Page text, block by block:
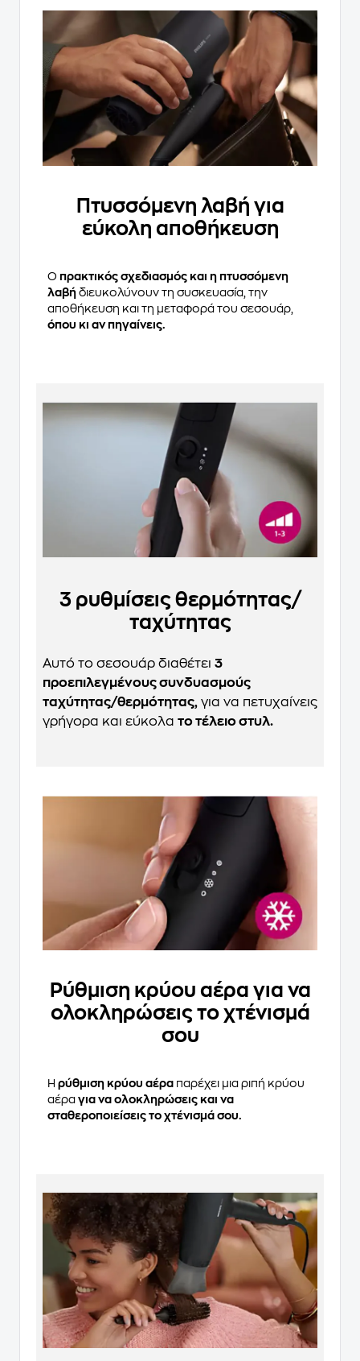
Πτυσσόμενη λαβή για
εύκολη αποθήκευση
Ο πρακτικός σχεδιασμός και η πτυσσόμενη
λαβή διευκολύνουν τη συσκευασία, την
αποθήκευση και τη μεταφορά του σεσουάρ,
όπου κι αν πηγαίνεις.
3 ρυθμίσεις θερμότητας/
ταχύτητας
Αυτό το σεσουάρ διαθέτει 3
προεπιλεγμένους συνδυασμούς
ταχύτητας/θερμότητας, για να πετυχαίνεις
γρήγορα και εύκολα το τέλειο στυλ.
Ρύθμιση κρύου αέρα για να
ολοκληρώσεις το χτένισμά
σου
Η ρύθμιση κρύου αέρα παρέχει μια ριπή κρύου
αέρα για να ολοκληρώσεις και να
σταθεροποιείσεις το χτένισμά σου.